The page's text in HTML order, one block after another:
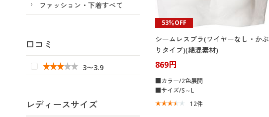
53％OFF
シームレスブラ(ワイヤーなし・かぶ
りタイプ)(綿混素材)
869円
■カラー/2色展開
■サイズ/S～L
12件
ファッション・下着すべて
口コミ
3〜3.9
レディースサイズ